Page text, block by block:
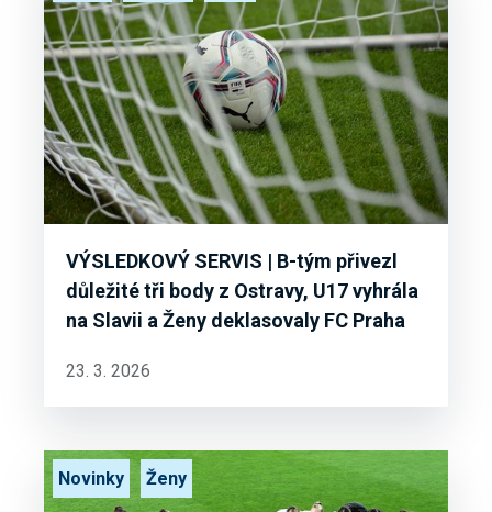
VÝSLEDKOVÝ SERVIS | B-tým přivezl
důležité tři body z Ostravy, U17 vyhrála
na Slavii a Ženy deklasovaly FC Praha
23. 3. 2026
Novinky Ženy